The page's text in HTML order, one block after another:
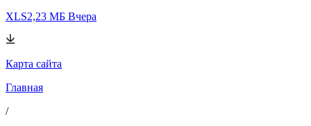
XLS2,23 МБ Вчера
Карта сайта
Главная
/